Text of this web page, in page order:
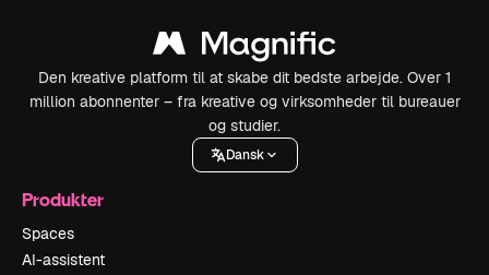
Den kreative platform til at skabe dit bedste arbejde. Over 1
million abonnenter – fra kreative og virksomheder til bureauer
og studier.
Dansk
Produkter
Spaces
AI-assistent